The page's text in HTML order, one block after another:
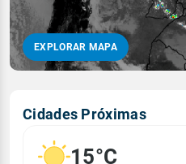
EXPLORAR MAPA
Cidades Próximas
15°C